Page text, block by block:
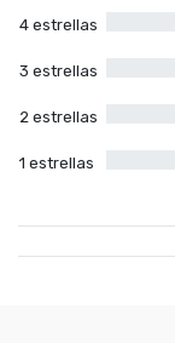
4 estrellas
3 estrellas
2 estrellas
1 estrellas